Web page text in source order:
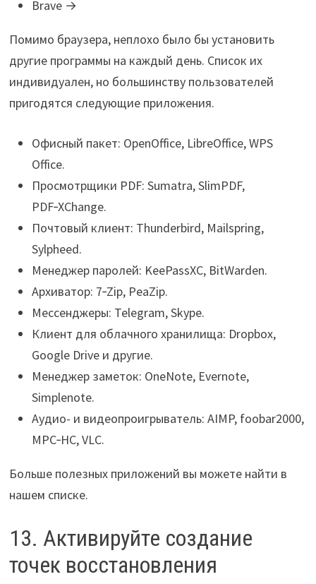
Brave →
Помимо браузера, неплохо было бы установить
другие программы на каждый день. Список их
индивидуален, но большинству пользователей
пригодятся следующие приложения.
Офисный пакет: OpenOffice, LibreOffice, WPS
Office.
Просмотрщики PDF: Sumatra, SlimPDF,
PDF‑XChange.
Почтовый клиент: Thunderbird, Mailspring,
Sylpheed.
Менеджер паролей: KeePassXC, BitWarden.
Архиватор: 7‑Zip, PeaZip.
Мессенджеры: Telegram, Skype.
Клиент для облачного хранилища: Dropbox,
Google Drive и другие.
Менеджер заметок: OneNote, Evernote,
Simplenote.
Аудио- и видеопроигрыватель: AIMP, foobar2000,
MPC‑HC, VLC.
Больше полезных приложений вы можете найти в
нашем списке.
13. Активируйте создание
точек восстановления